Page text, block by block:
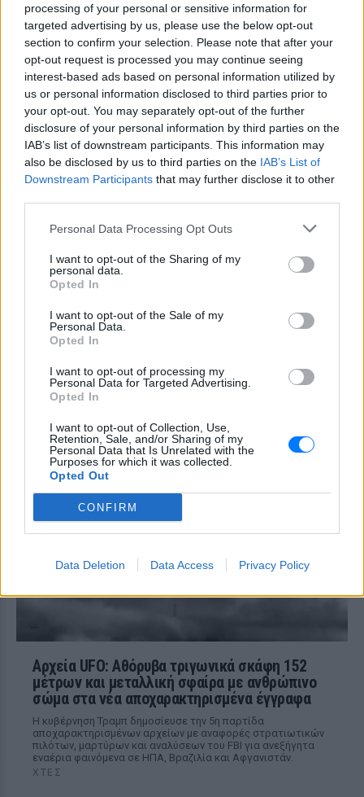
processing of your personal or sensitive information for
targeted advertising by us, please use the below opt-out
section to confirm your selection. Please note that after your
opt-out request is processed you may continue seeing
interest-based ads based on personal information utilized by
us or personal information disclosed to third parties prior to
your opt-out. You may separately opt-out of the further
disclosure of your personal information by third parties on the
IAB’s list of downstream participants. This information may
also be disclosed by us to third parties on the IAB’s List of
Downstream Participants that may further disclose it to other
Personal Data Processing Opt Outs
I want to opt-out of the Sharing of my
personal data.
Opted In
I want to opt-out of the Sale of my
Personal Data.
Opted In
I want to opt-out of processing my
Personal Data for Targeted Advertising.
Opted In
I want to opt-out of Collection, Use,
Retention, Sale, and/or Sharing of my
Personal Data that Is Unrelated with the
Purposes for which it was collected.
Opted Out
CONFIRM
Data Deletion Data Access Privacy Policy
ΣΤΗΝ ΙΔΙΑ ΚΑΤΗΓΟΡΙΑ
«Θέλω τον μπαμπά μου»: Το
βίντεο της μεθυσμένης οδηγού
που σκότωσε νύφη ώρες μετά
τον γάμο της
ΧΤΕΣ
Η Jamie Lee Komoroski, με αλκοόλ
τριπλάσιο του νόμιμου ορίου, έπεσε
πάνω στο golf cart των νεόνυμφων στο
αστυνομικό τμήμα αποκαλύπτει τη
σύγκρουση
Τροχαίο στις Σέρρες: «Έχασα τη
γυναίκα και το παιδί μου, τα
πατέρα
φορτηγό στην επαρχιακή οδό Αμφίπολης
– Δράμας, κοντά στην Παλαιοκώμη.
Θεσσαλονίκης: Έσπασαν το
τζάμι του οδηγού – «Μην κάνεις
μ@@@», του φώναζαν
λευκό όχημα έχασε τον έλεγχο και
καρφώθηκε πάνω σε κολονάκια.
Αρχεία UFO: Αθόρυβα τριγωνικά σκάφη 152
μέτρων και μεταλλική σφαίρα με ανθρώπινο
σώμα στα νέα αποχαρακτηρισμένα έγγραφα
Η κυβέρνηση Τραμπ δημοσίευσε την 5η παρτίδα
αποχαρακτηρισμένων αρχείων με αναφορές στρατιωτικών
πιλότων, μαρτύρων και αναλύσεων του FBI για ανεξήγητα
εναέρια φαινόμενα σε ΗΠΑ, Βραζιλία και Αφγανιστάν.
ΧΤΕΣ